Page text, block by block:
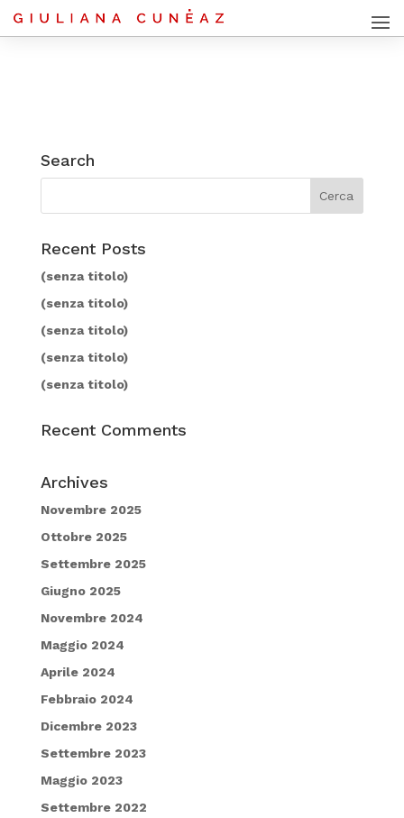
Search
Recent Posts
(senza titolo)
(senza titolo)
(senza titolo)
(senza titolo)
(senza titolo)
Recent Comments
Archives
Novembre 2025
Ottobre 2025
Settembre 2025
Giugno 2025
Novembre 2024
Maggio 2024
Aprile 2024
Febbraio 2024
Dicembre 2023
Settembre 2023
Maggio 2023
Settembre 2022